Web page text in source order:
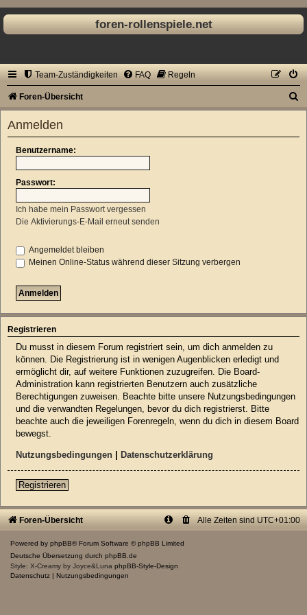
foren-rollenspiele.net
Team-Zuständigkeiten FAQ Regeln
Foren-Übersicht
Anmelden
Benutzername:
Passwort:
Ich habe mein Passwort vergessen
Die Aktivierungs-E-Mail erneut senden
Angemeldet bleiben
Meinen Online-Status während dieser Sitzung verbergen
Registrieren
Du musst in diesem Forum registriert sein, um dich anmelden zu
können. Die Registrierung ist in wenigen Augenblicken erledigt und
ermöglicht dir, auf weitere Funktionen zuzugreifen. Die Board-
Administration kann registrierten Benutzern auch zusätzliche
Berechtigungen zuweisen. Beachte bitte unsere Nutzungsbedingungen
und die verwandten Regelungen, bevor du dich registrierst. Bitte
beachte auch die jeweiligen Forenregeln, wenn du dich in diesem Board
bewegst.
Nutzungsbedingungen Datenschutzerklärung
Registrieren
Foren-Übersicht Alle Zeiten sind UTC+01:00
Powered by phpBB® Forum Software © phpBB Limited
Deutsche Übersetzung durch phpBB.de
Style: X-Creamy by Joyce&Luna phpBB-Style-Design
Datenschutz
Nutzungsbedingungen